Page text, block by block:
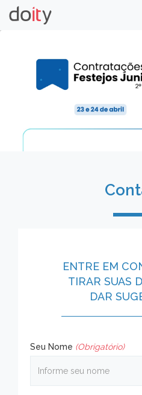
ENTRE EM
TIRAR SUAS
DAR
Seu Nome (Obrigatório)